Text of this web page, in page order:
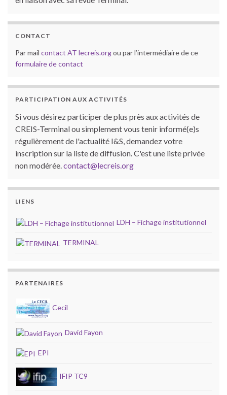
CONTACT
Par mail contact AT lecreis.orgou par l’intermédiaire de ce
formulaire de contact
PARTICIPATION AUX ACTIVITÉS
Si vous désirez participer de plus près aux activités de
CREIS-Terminal ou simplement vous tenir informé(e)s
régulièrement de l'actualité I&S, demandez votre
inscription sur la liste de diffusion. C'est une liste privée
non modérée.contact@lecreis.org
LIENS
LDH – Fichage institutionnel
TERMINAL
PARTENAIRES
Cecil
David Fayon
EPI
IFIP TC9